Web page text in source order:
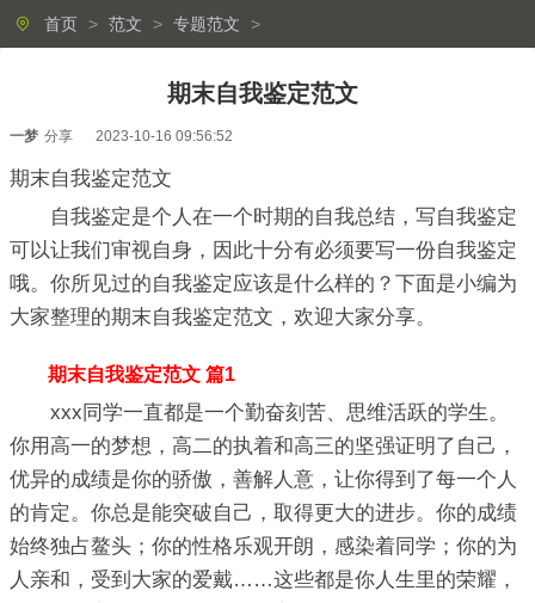
首页 > 范文 > 专题范文 >
期末自我鉴定范文
一梦 分享 2023-10-16 09:56:52
期末自我鉴定范文
自我鉴定是个人在一个时期的自我总结，写自我鉴定
可以让我们审视自身，因此十分有必须要写一份自我鉴定
哦。你所见过的自我鉴定应该是什么样的？下面是小编为
大家整理的期末自我鉴定范文，欢迎大家分享。
期末自我鉴定范文 篇1
xxx同学一直都是一个勤奋刻苦、思维活跃的学生。
你用高一的梦想，高二的执着和高三的坚强证明了自己，
优异的成绩是你的骄傲，善解人意，让你得到了每一个人
的肯定。你总是能突破自己，取得更大的进步。你的成绩
始终独占鳌头；你的性格乐观开朗，感染着同学；你的为
人亲和，受到大家的爱戴……这些都是你人生里的荣耀，